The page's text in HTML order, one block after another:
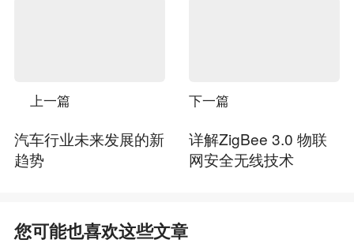
上一篇
汽车行业未来发展的新
趋势
下一篇
详解ZigBee 3.0 物联
网安全无线技术
您可能也喜欢这些文章